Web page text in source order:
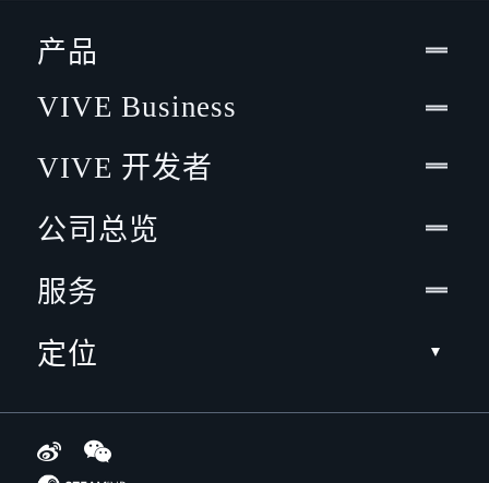
产品
VIVE Business
VIVE 开发者
公司总览
服务
定位